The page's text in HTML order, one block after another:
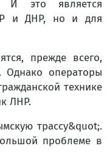
И это является
и ДНР, но и для
прежде всего,
Однако операторы
технике
ЛНР.